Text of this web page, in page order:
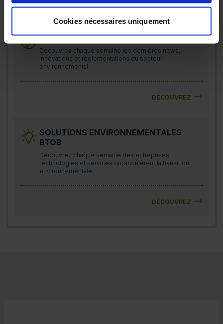
Cookies nécessaires uniquement
ACTUALITÉS ENVIRONNEMENTALES
Découvrez chaque semaine les dernières news,
innovations et réglementations du secteur
environnemental.
DÉCOUVREZ
SOLUTIONS ENVIRONNEMENTALES
BTOB
Découvrez chaque semaine des entreprises,
technologies et services qui accélèrent la transition
environnementale.
DÉCOUVREZ